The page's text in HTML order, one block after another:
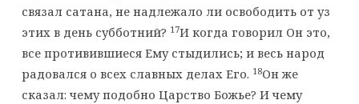
связал сатана, не надлежало ли освободить от уз
этих в день субботний? 17И когда говорил Он это,
все противившиеся Ему стыдились; и весь народ
радовался о всех славных делах Его. 18Он же
сказал: чему подобно Царство Божье? И чему